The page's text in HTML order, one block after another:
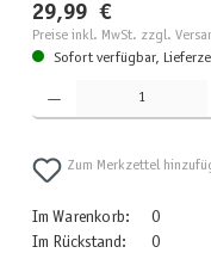
29,99 €
Preise inkl. MwSt. zzgl.
Sofort verfügbar,
Produkt Anzahl: Gib den
Zum Merkzettel
Im Warenkorb:
0
Im Rückstand:
0